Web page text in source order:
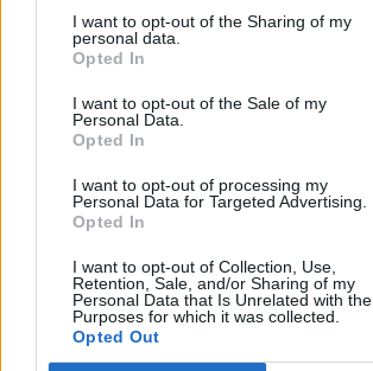
I want to opt-out of the Sharing of my
personal data.
Opted In
I want to opt-out of the Sale of my
Personal Data.
Opted In
I want to opt-out of processing my
Personal Data for Targeted Advertising.
Opted In
I want to opt-out of Collection, Use,
Retention, Sale, and/or Sharing of my
Personal Data that Is Unrelated with the
Purposes for which it was collected.
Opted Out
Garessio (27)
Gorzegno (6)
Govone (35)
Grinzane Cavour (34)